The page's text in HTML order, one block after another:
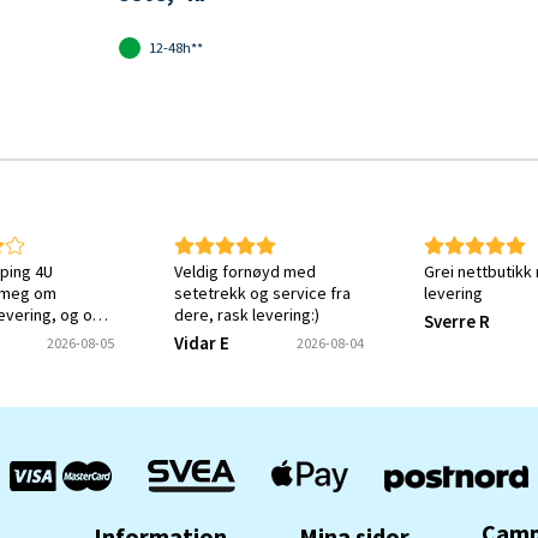
12-48h**
4U
om
og om
ønsket varen.
meg en
2026-08-05
Veldig fornøyd med
setetrekk og service fra
dere, rask levering:)
Vidar E 2026-08-04
Grei nettbutikk
levering
Sverre R